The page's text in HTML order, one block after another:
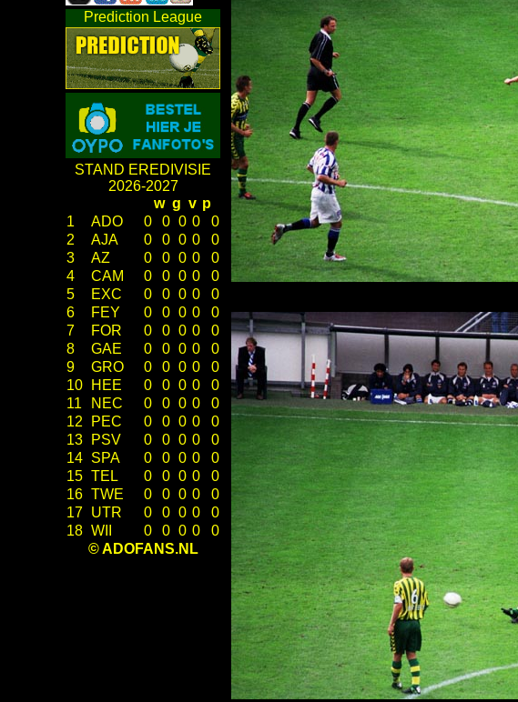
Prediction League
STAND EREDIVISIE
2026-2027
w g v p
1
ADO 0 0 0 0
0
2
AJA 0 0 0 0
0
3
AZ 0 0 0 0
0
4
CAM 0 0 0 0
0
5
EXC 0 0 0 0
0
6
FEY 0 0 0 0
0
7
FOR 0 0 0 0
0
8
GAE 0 0 0 0
0
9
GRO 0 0 0 0
0
10
HEE 0 0 0 0
0
11
NEC 0 0 0 0
0
12
PEC 0 0 0 0
0
13
PSV 0 0 0 0
0
14 SPA 0 0 0 0
0
15 TEL 0 0 0 0
0
16 TWE 0 0 0 0
0
17 UTR 0 0 0 0
0
18 WII 0 0 0 0
0
© ADOFANS.NL